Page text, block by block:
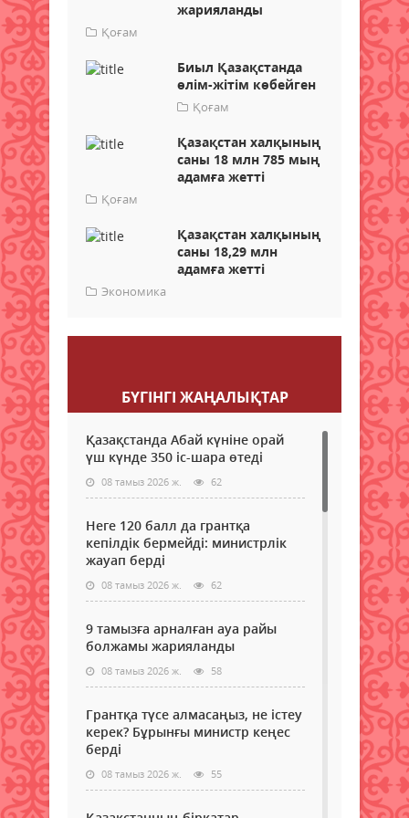
жарияланды
Қоғам
Биыл Қазақстанда
өлім-жітім көбейген
Қоғам
Қазақстан халқының
саны 18 млн 785 мың
адамға жетті
Қоғам
Қазақстан халқының
саны 18,29 млн
адамға жетті
Экономика
БҮГІНГI ЖАҢАЛЫҚТАР
Қазақстанда Абай күніне орай
үш күнде 350 іс-шара өтеді
08 тамыз 2026 ж. 62
Неге 120 балл да грантқа
кепілдік бермейді: министрлік
жауап берді
08 тамыз 2026 ж. 62
9 тамызға арналған ауа райы
болжамы жарияланды
08 тамыз 2026 ж. 58
Грантқа түсе алмасаңыз, не істеу
керек? Бұрынғы министр кеңес
берді
08 тамыз 2026 ж. 55